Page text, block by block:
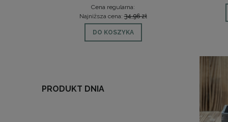
Cena regularna:
Najniższa cena:34,96 zł
DO KOSZYKA
PRODUKT DNIA